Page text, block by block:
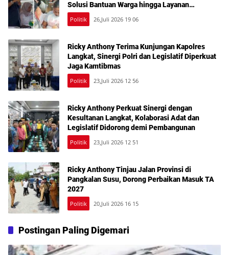
Solusi Bantuan Warga hingga Layanan
Kesehatan Gratis
Politik 26,Juli 2026 19 06
Ricky Anthony Terima Kunjungan Kapolres
Langkat, Sinergi Polri dan Legislatif Diperkuat
Jaga Kamtibmas
Politik 23,Juli 2026 12 56
Ricky Anthony Perkuat Sinergi dengan
Kesultanan Langkat, Kolaborasi Adat dan
Legislatif Didorong demi Pembangunan
Politik 23,Juli 2026 12 51
Ricky Anthony Tinjau Jalan Provinsi di
Pangkalan Susu, Dorong Perbaikan Masuk TA
2027
Politik 20,Juli 2026 16 15
Postingan Paling Digemari